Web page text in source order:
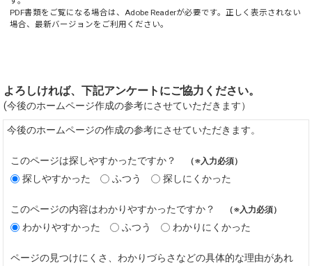
PDF書類をご覧になる場合は、 Adobe Readerが必要です。正しく表示されない
場合、最新バージョンをご利用ください。